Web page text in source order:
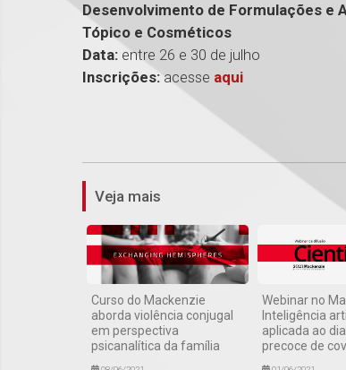
Desenvolvimento de Formulações e
Tópico e Cosméticos
Data: entre 26 e 30 de julho
Inscrições: acesse aqui
Veja mais
Curso do Mackenzie
aborda violência conjugal
em perspectiva
psicanalítica da família
Webinar no
Inteligência
aplicada ao
precoce de